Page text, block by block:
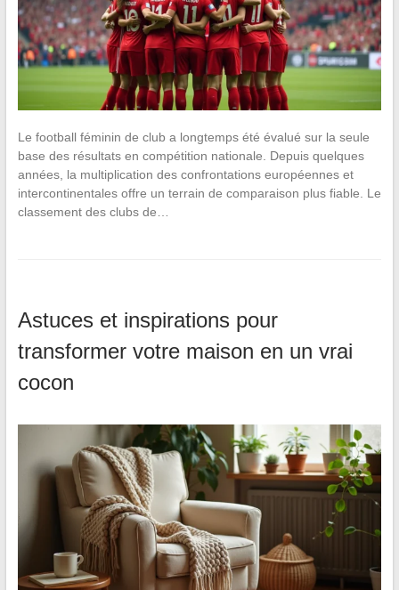
Le football féminin de club a longtemps été évalué sur la seule
base des résultats en compétition nationale. Depuis quelques
années, la multiplication des confrontations européennes et
intercontinentales offre un terrain de comparaison plus fiable. Le
classement des clubs de…
Astuces et inspirations pour
transformer votre maison en un vrai
cocon